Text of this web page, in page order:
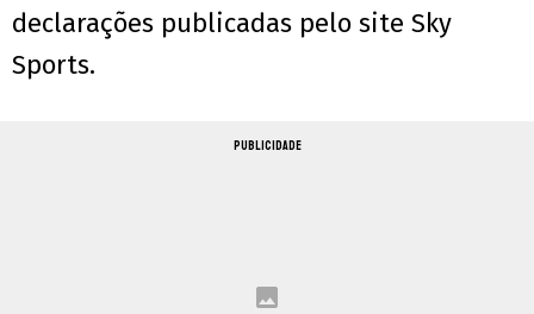
declarações publicadas pelo site Sky
Sports.
PUBLICIDADE